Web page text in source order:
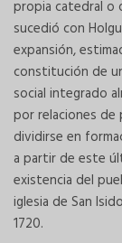
propia catedral o
sucedió con
expansión,
constitución de
social integrado
por relaciones de
dividirse en
a partir de este
existencia del
iglesia de San
1720.